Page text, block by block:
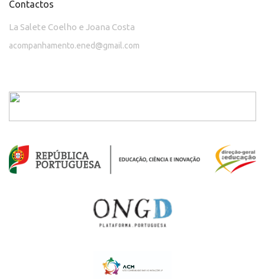
Contactos
La Salete Coelho e Joana Costa
acompanhamento.ened@gmail.com